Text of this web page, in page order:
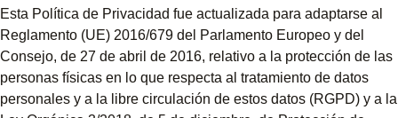
Esta Política de Privacidad fue actualizada para adaptarse al
Reglamento (UE) 2016/679 del Parlamento Europeo y del
Consejo, de 27 de abril de 2016, relativo a la protección de las
personas físicas en lo que respecta al tratamiento de datos
personales y a la libre circulación de estos datos (RGPD) y a la